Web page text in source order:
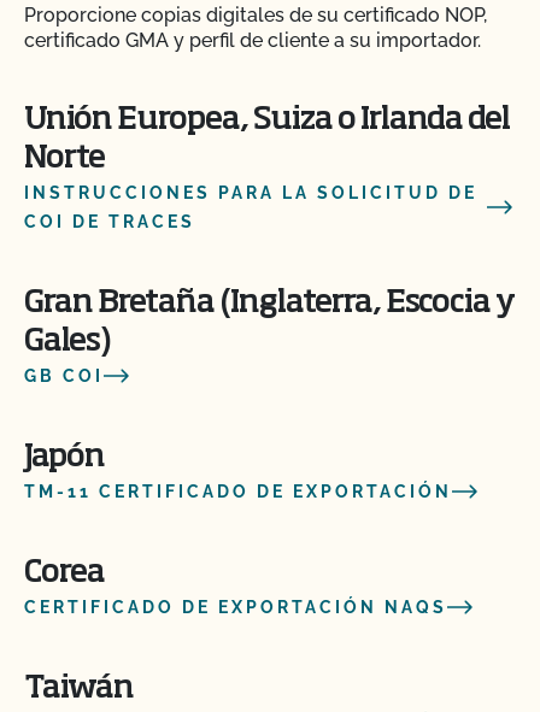
Proporcione copias digitales de su certificado NOP,
certificado GMA y perfil de cliente a su importador.
Unión Europea, Suiza o Irlanda del
Norte
INSTRUCCIONES PARA LA SOLICITUD DE
COI DE TRACES
Gran Bretaña (Inglaterra, Escocia y
Gales)
GB COI
Japón
TM-11 CERTIFICADO DE EXPORTACIÓN
Corea
CERTIFICADO DE EXPORTACIÓN NAQS
Taiwán